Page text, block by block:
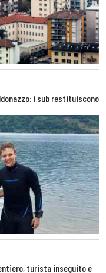
i sub restituiscono
turista inseguito e